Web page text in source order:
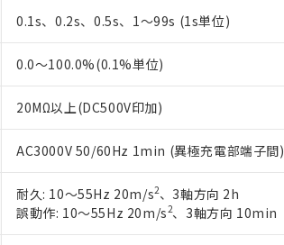
0.1s、0.2s、0.5s、1～99s (1s単位)
0.0～100.0%(0.1%単位)
20MΩ以上(DC500V印加)
AC3000V 50/60Hz 1min (異極充電部端子間)
耐久: 10～55Hz 20m/s2、3軸方向 2h
誤動作: 10～55Hz 20m/s2、3軸方向 10min